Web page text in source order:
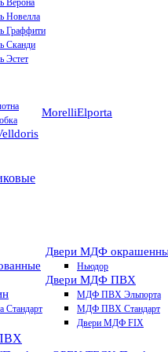
Верона
Новелла
Граффити
Сканди
Эстет
MorelliElporta
Стандарт
Двери МДФ
Ньюдор
Двери МДФ ПВХ
МДФ ПВХ Эльпорта
МДФ ПВХ Стандарт
Двери МДФ FIX